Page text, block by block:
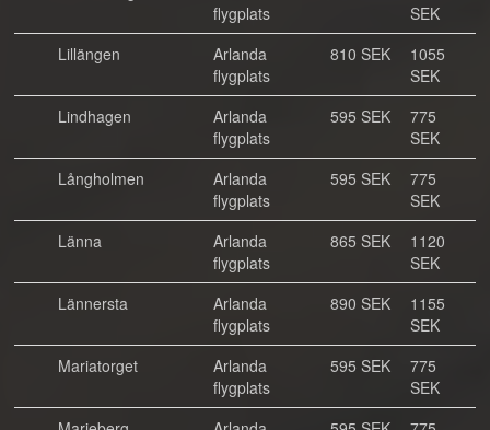
flygplats
SEK
Lillängen
Arlanda
flygplats
810 SEK
1055
SEK
Lindhagen
Arlanda
flygplats
595 SEK
775
SEK
Långholmen
Arlanda
flygplats
595 SEK
775
SEK
Länna
Arlanda
flygplats
865 SEK
1120
SEK
Lännersta
Arlanda
flygplats
890 SEK
1155
SEK
Mariatorget
Arlanda
flygplats
595 SEK
775
SEK